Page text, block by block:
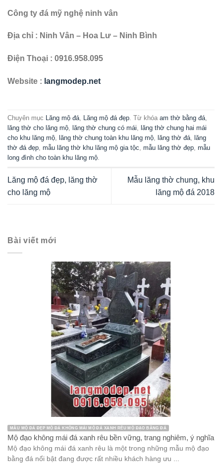
Công ty đá mỹ nghệ ninh vân
Địa chỉ : Ninh Vân – Hoa Lư – Ninh Bình
Điện Thoại : 0916.958.095
Website : langmodep.net
Chuyên mục Lăng mộ đá, Lăng mộ đá đẹp. Từ khóa am thờ bằng đá,
lăng thờ cho lăng mộ, lăng thờ chung có mái, lăng thờ chung hai mái
cho khu lăng mộ, lăng thờ chung toàn khu lăng mộ, lăng thờ đá, lăng
thờ đá đẹp, mẫu lăng thờ khu lăng mộ gia tộc, mẫu lăng thờ đẹp, mẫu
long đình cho toàn khu lăng mộ.
Lăng mộ đá đẹp, lăng thờ
cho lăng mộ
Mẫu lăng thờ chung, khu
lăng mộ đá 2018
Bài viết mới
MẪU MỘ ĐÁ ĐẸP MỘ ĐÁ KHÔNG MÁI MỘ ĐÁ XANH RÊU MỘ ĐẠO BẰNG ĐÁ
Mộ đạo không mái đá xanh rêu bền vững, trang nghiêm, ý nghĩa
Mộ đạo không mái đá xanh rêu là một trong những mẫu mộ đạo
bằng đá nổi bật đang được rất nhiều khách hàng ưu ...